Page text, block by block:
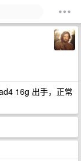
16g 出手，正常